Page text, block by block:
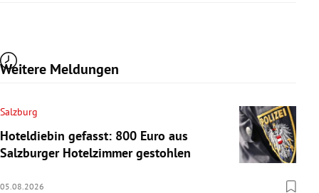
Weitere Meldungen
Salzburg
Hoteldiebin gefasst: 800 Euro aus
Salzburger Hotelzimmer gestohlen
05.08.2026